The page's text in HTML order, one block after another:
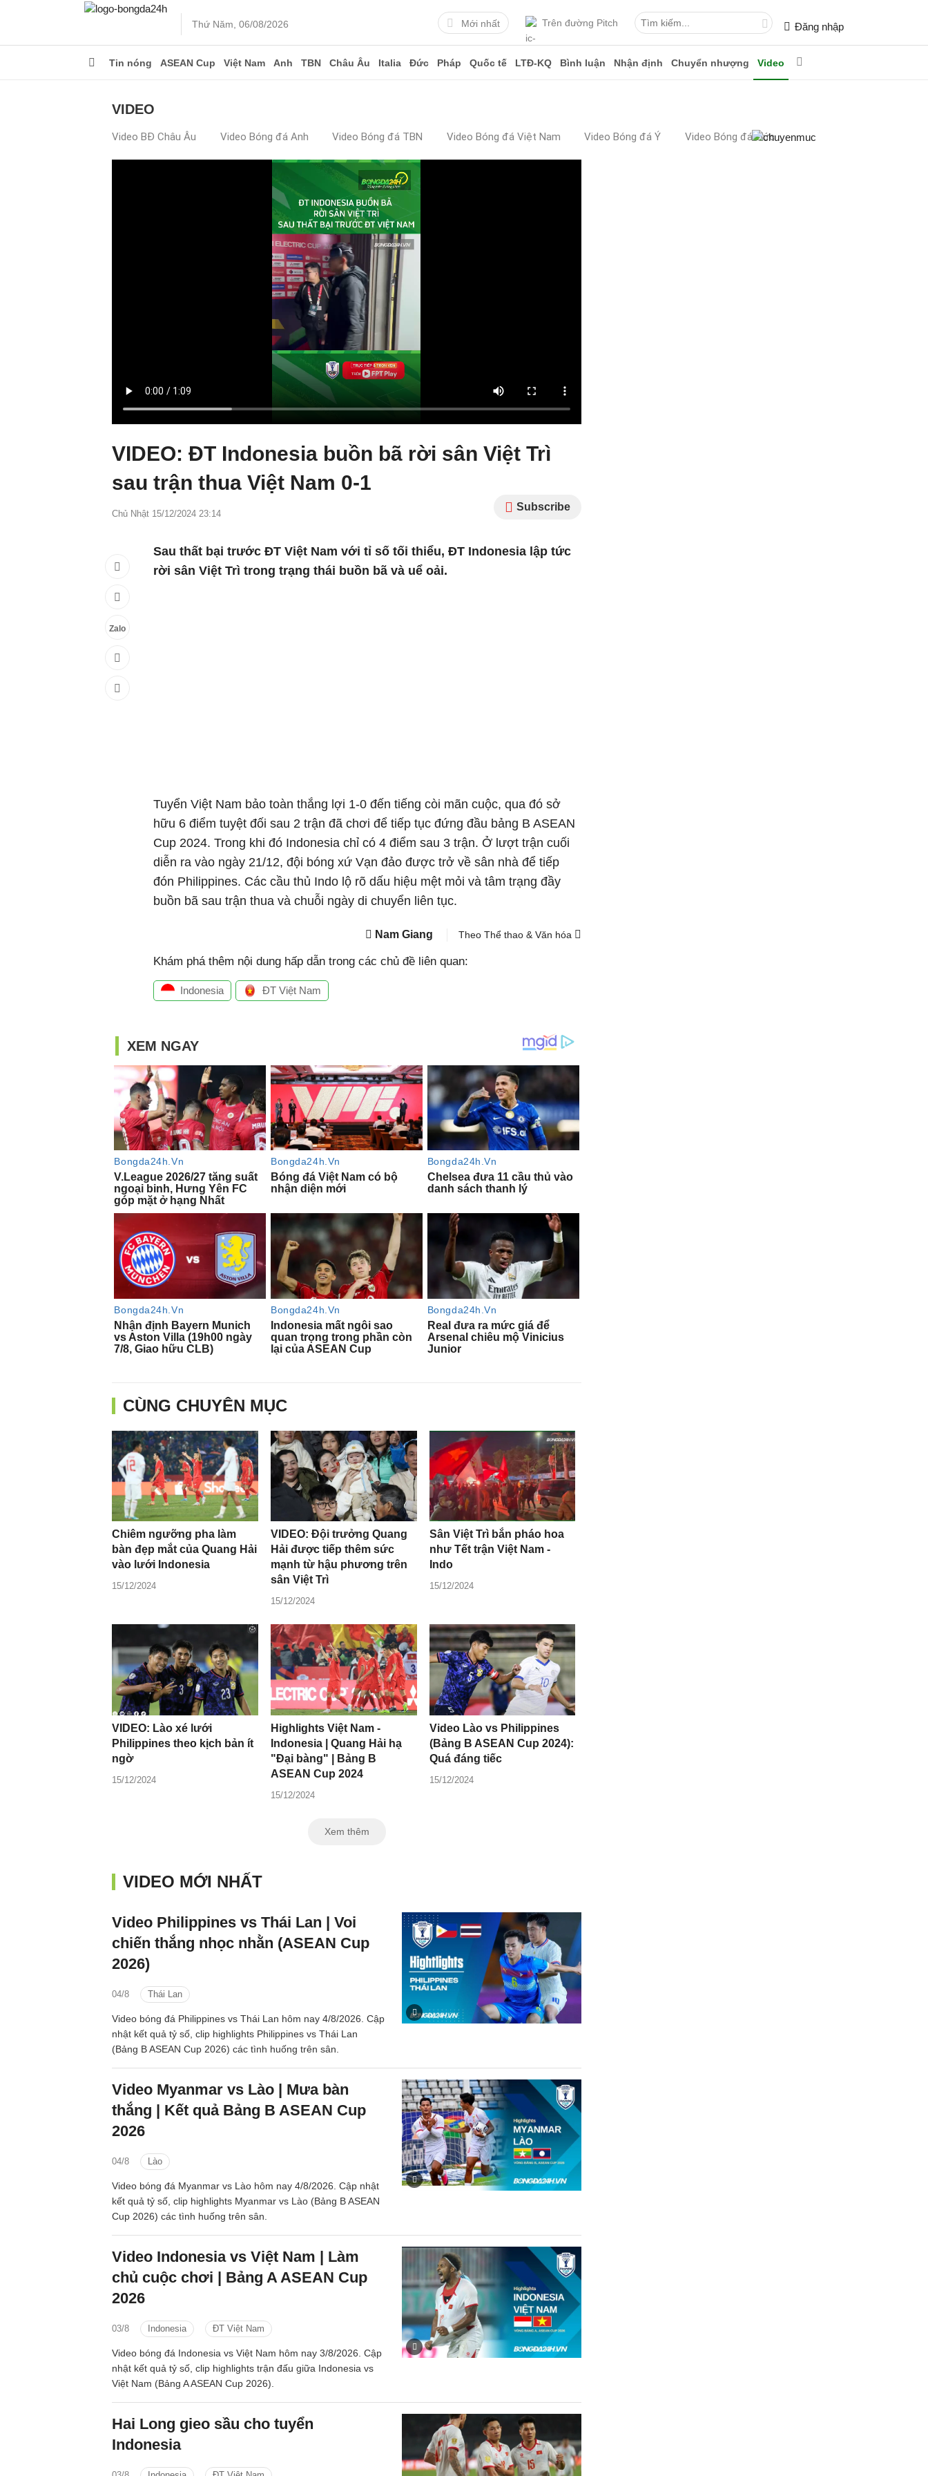
Thứ Năm, 06/08/2026 Mới nhất Trên đường Pitch Đăng nhập
Tin nóng ASEAN Cup Việt Nam Anh TBN Châu Âu Italia Đức Pháp Quốc tế LTĐ-KQ Bình luận Nhận định Chuyển nhượng Video
VIDEO
Video BĐ Châu Âu Video Bóng đá Anh Video Bóng đá TBN Video Bóng đá Việt Nam Video Bóng đá Ý Video Bóng đá Đức
VIDEO: ĐT Indonesia buồn bã rời sân Việt Trì
sau trận thua Việt Nam 0-1
Chủ Nhật 15/12/2024 23:14
Subscribe
Zalo
Sau thất bại trước ĐT Việt Nam với tỉ số tối thiểu, ĐT Indonesia lập tức
rời sân Việt Trì trong trạng thái buồn bã và uể oải.
Tuyển Việt Nam bảo toàn thắng lợi 1-0 đến tiếng còi mãn cuộc, qua đó sở
hữu 6 điểm tuyệt đối sau 2 trận đã chơi để tiếp tục đứng đầu bảng B ASEAN
Cup 2024. Trong khi đó Indonesia chỉ có 4 điểm sau 3 trận. Ở lượt trận cuối
diễn ra vào ngày 21/12, đội bóng xứ Vạn đảo được trở về sân nhà để tiếp
đón Philippines. Các cầu thủ Indo lộ rõ dấu hiệu mệt mỏi và tâm trạng đầy
buồn bã sau trận thua và chuỗi ngày di chuyển liên tục.
Nam Giang Theo Thể thao & Văn hóa
Khám phá thêm nội dung hấp dẫn trong các chủ đề liên quan:
Indonesia ĐT Việt Nam
CÙNG CHUYÊN MỤC
Chiêm ngưỡng pha làm
bàn đẹp mắt của Quang Hải
vào lưới Indonesia
15/12/2024
VIDEO: Đội trưởng Quang
Hải được tiếp thêm sức
mạnh từ hậu phương trên
sân Việt Trì
15/12/2024
Sân Việt Trì bắn pháo hoa
như Tết trận Việt Nam -
Indo
15/12/2024
VIDEO: Lào xé lưới
Philippines theo kịch bản ít
ngờ
15/12/2024
Highlights Việt Nam -
Indonesia | Quang Hải hạ
"Đại bàng" | Bảng B
ASEAN Cup 2024
15/12/2024
Video Lào vs Philippines
(Bảng B ASEAN Cup 2024):
Quá đáng tiếc
15/12/2024
Xem thêm
VIDEO MỚI NHẤT
Video Philippines vs Thái Lan | Voi
chiến thắng nhọc nhằn (ASEAN Cup
2026)
04/8 Thái Lan
Video bóng đá Philippines vs Thái Lan hôm nay 4/8/2026. Cập
nhật kết quả tỷ số, clip highlights Philippines vs Thái Lan
(Bảng B ASEAN Cup 2026) các tình huống trên sân.
Video Myanmar vs Lào | Mưa bàn
thắng | Kết quả Bảng B ASEAN Cup
2026
04/8 Lào
Video bóng đá Myanmar vs Lào hôm nay 4/8/2026. Cập nhật
kết quả tỷ số, clip highlights Myanmar vs Lào (Bảng B ASEAN
Cup 2026) các tình huống trên sân.
Video Indonesia vs Việt Nam | Làm
chủ cuộc chơi | Bảng A ASEAN Cup
2026
03/8 Indonesia ĐT Việt Nam
Video bóng đá Indonesia vs Việt Nam hôm nay 3/8/2026. Cập
nhật kết quả tỷ số, clip highlights trận đấu giữa Indonesia vs
Việt Nam (Bảng A ASEAN Cup 2026).
Hai Long gieo sầu cho tuyển
Indonesia